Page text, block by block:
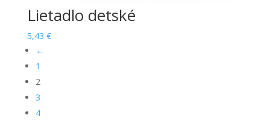
Lietadlo detské
5,43 €
←
1
2
3
4